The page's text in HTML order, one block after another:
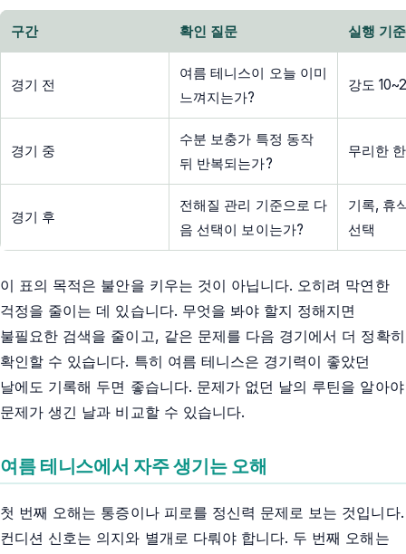
구간 확인 질문 실행 기준
경기 전
여름 테니스이 오늘 이미
느껴지는가?
강도
경기 중
수분 보충가 특정 동작
뒤 반복되는가?
무리한
경기 후
전해질 관리 기준으로 다
음 선택이 보이는가?
기록, 휴
선택
이 표의 목적은 불안을 키우는 것이 아닙니다. 오히려 막연한
걱정을 줄이는 데 있습니다. 무엇을 봐야 할지 정해지면
불필요한 검색을 줄이고, 같은 문제를 다음 경기에서 더 정확히
확인할 수 있습니다. 특히 여름 테니스은 경기력이 좋았던
날에도 기록해 두면 좋습니다. 문제가 없던 날의 루틴을 알아야
문제가 생긴 날과 비교할 수 있습니다.
여름 테니스에서 자주 생기는 오해
첫 번째 오해는 통증이나 피로를 정신력 문제로 보는 것입니다.
컨디션 신호는 의지와 별개로 다뤄야 합니다. 두 번째 오해는